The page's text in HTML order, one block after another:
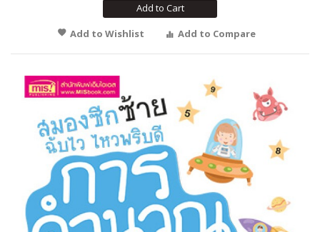
Add to Cart
Add to Wishlist
Add to Compare